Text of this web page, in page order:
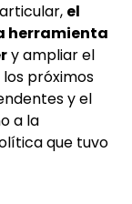
el
herramienta
y ampliar el
próximos
y el
a la
que tuvo